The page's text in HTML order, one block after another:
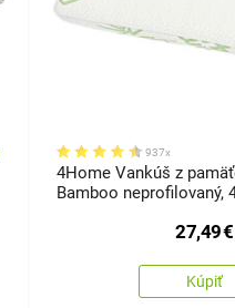
937x
4Home Vankúš z
Bamboo neprofilovaný,
27,49€
Kúpiť